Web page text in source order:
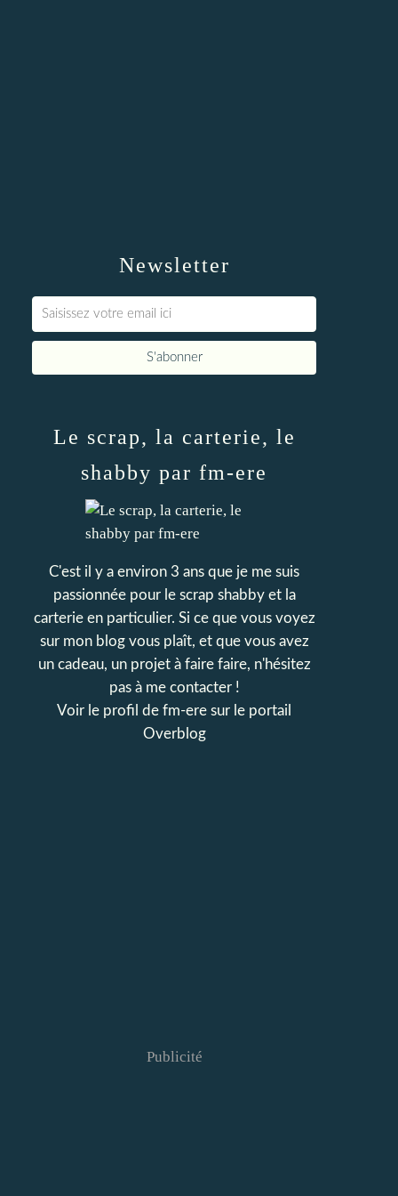
Newsletter
Le scrap, la carterie, le
shabby par fm-ere
C'est il y a environ 3 ans que je me suis
passionnée pour le scrap shabby et la
carterie en particulier. Si ce que vous voyez
sur mon blog vous plaît, et que vous avez
un cadeau, un projet à faire faire, n'hésitez
pas à me contacter !
Voir le profil de fm-ere sur le portail
Overblog
Publicité